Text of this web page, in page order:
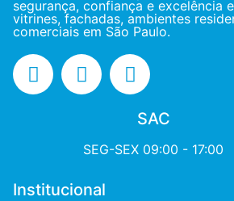
segurança, confiança e excelência
vitrines, fachadas, ambientes
comerciais em São Paulo.
SAC
SEG-SEX 09:00 - 17:00
Institucional